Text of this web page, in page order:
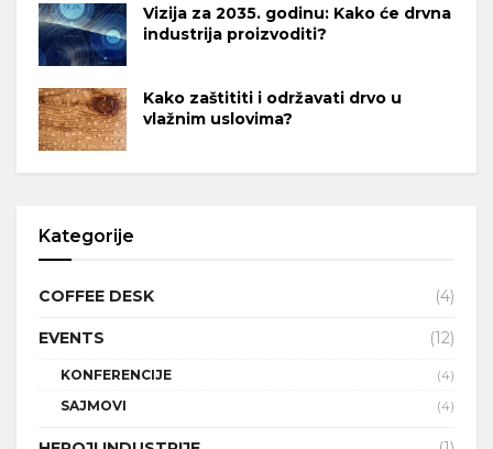
Vizija za 2035. godinu: Kako će drvna
industrija proizvoditi?
Kako zaštititi i održavati drvo u
vlažnim uslovima?
Kategorije
COFFEE DESK (4)
EVENTS (12)
KONFERENCIJE
(4)
SAJMOVI
(4)